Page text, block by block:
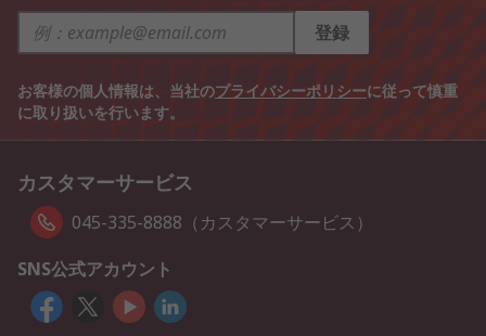
登録
お客様の個人情報は、当社のプライバシーポリシーに従って慎重
に取り扱いを行います。
カスタマーサービス
045-335-8888（カスタマーサービス）
SNS公式アカウント